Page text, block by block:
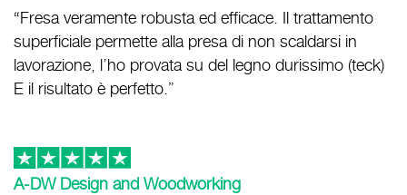
“Fresa veramente robusta ed efficace. Il trattamento
superficiale permette alla presa di non scaldarsi in
lavorazione, l’ho provata su del legno durissimo (teck)
E il risultato è perfetto.”
A-DW Design and Woodworking